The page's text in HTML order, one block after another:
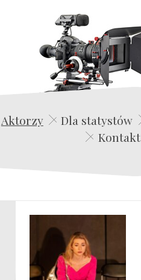
Aktorzy Dla statystów
Kontakt